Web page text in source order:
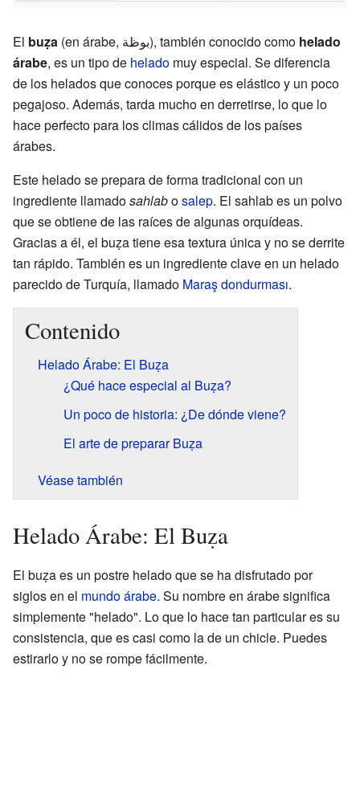
El buẓa (en árabe, بوظة), también conocido como helado
árabe, es un tipo de helado muy especial. Se diferencia
de los helados que conoces porque es elástico y un poco
pegajoso. Además, tarda mucho en derretirse, lo que lo
hace perfecto para los climas cálidos de los países
árabes.
Este helado se prepara de forma tradicional con un
ingrediente llamadosahlabosalep. El sahlab es un polvo
que se obtiene de las raíces de algunas orquídeas.
Gracias a él, el buẓa tiene esa textura única y no se derrite
tan rápido. También es un ingrediente clave en un helado
parecido de Turquía, llamado Maraş dondurması.
Contenido
Helado Árabe: El Buẓa
¿Qué hace especial al Buẓa?
Un poco de historia: ¿De dónde viene?
El arte de preparar Buẓa
Véase también
Helado Árabe: El Buẓa
El buẓa es un postre helado que se ha disfrutado por
siglos en el mundo árabe. Su nombre en árabe significa
simplemente "helado". Lo que lo hace tan particular es su
consistencia, que es casi como la de un chicle. Puedes
estirarlo y no se rompe fácilmente.